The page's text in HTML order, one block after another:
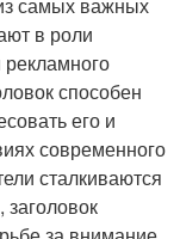
в роли
рекламного
способен
его и
современного
сталкиваются